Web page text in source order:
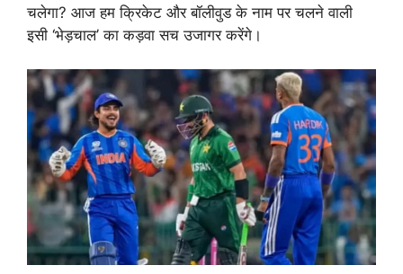
चलेगा? आज हम क्रिकेट और बॉलीवुड के नाम पर चलने वाली
इसी ‘भेड़चाल’ का कड़वा सच उजागर करेंगे।